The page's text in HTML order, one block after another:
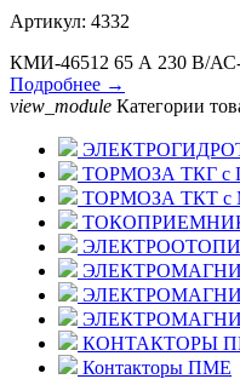
Артикул: 4332
КМИ-46512 65 А 230 В/
Подробнее →
view_module Категории
ТОРМОЗА ТКГ
ТОРМОЗА ТКТ
КОНТАКТОРЫ
Контакторы ПМЕ